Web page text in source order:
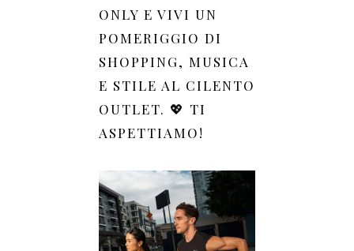
ONLY E VIVI UN
POMERIGGIO DI
SHOPPING, MUSICA
E STILE AL CILENTO
OUTLET. 💖 TI
ASPETTIAMO!